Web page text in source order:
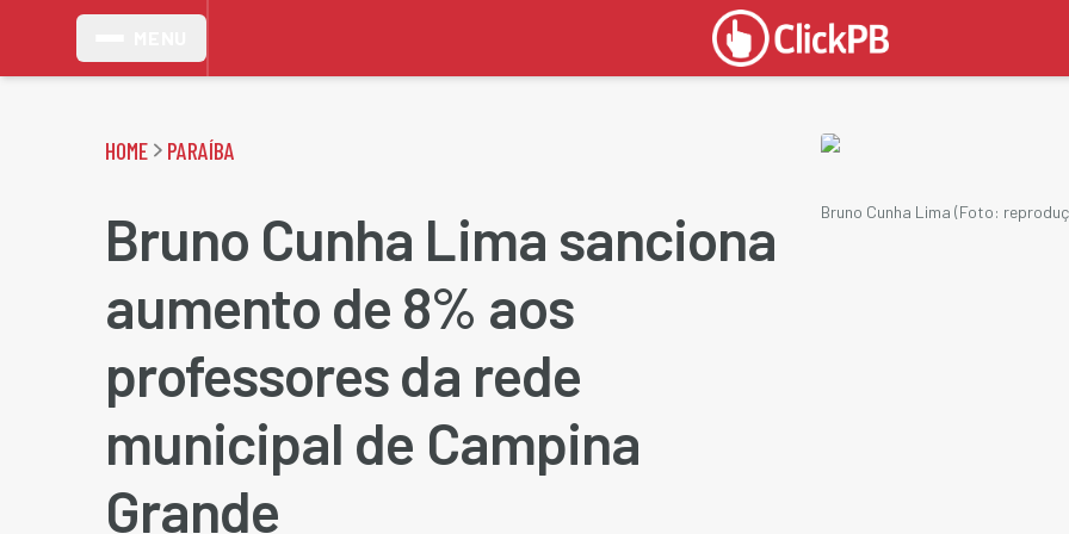
HOME PARAÍBA
Bruno Cunha Lima sanciona
aumento de 8% aos
professores da rede
municipal de Campina
Grande
Bruno Cunha Lima (Foto: